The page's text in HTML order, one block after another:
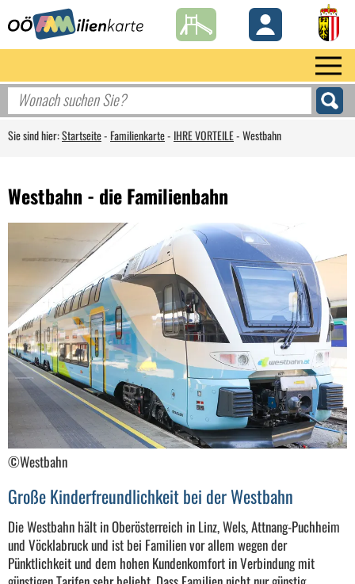
Sie sind hier:Startseite-Familienkarte- IHRE VORTEILE-Westbahn
Westbahn - die Familienbahn
©Westbahn
Große Kinderfreundlichkeit bei der Westbahn
Die Westbahn hält in Oberösterreich in Linz, Wels, Attnang-Puchheim
und Vöcklabruck und ist bei Familien vor allem wegen der
Pünktlichkeit und dem hohen Kundenkomfort in Verbindung mit